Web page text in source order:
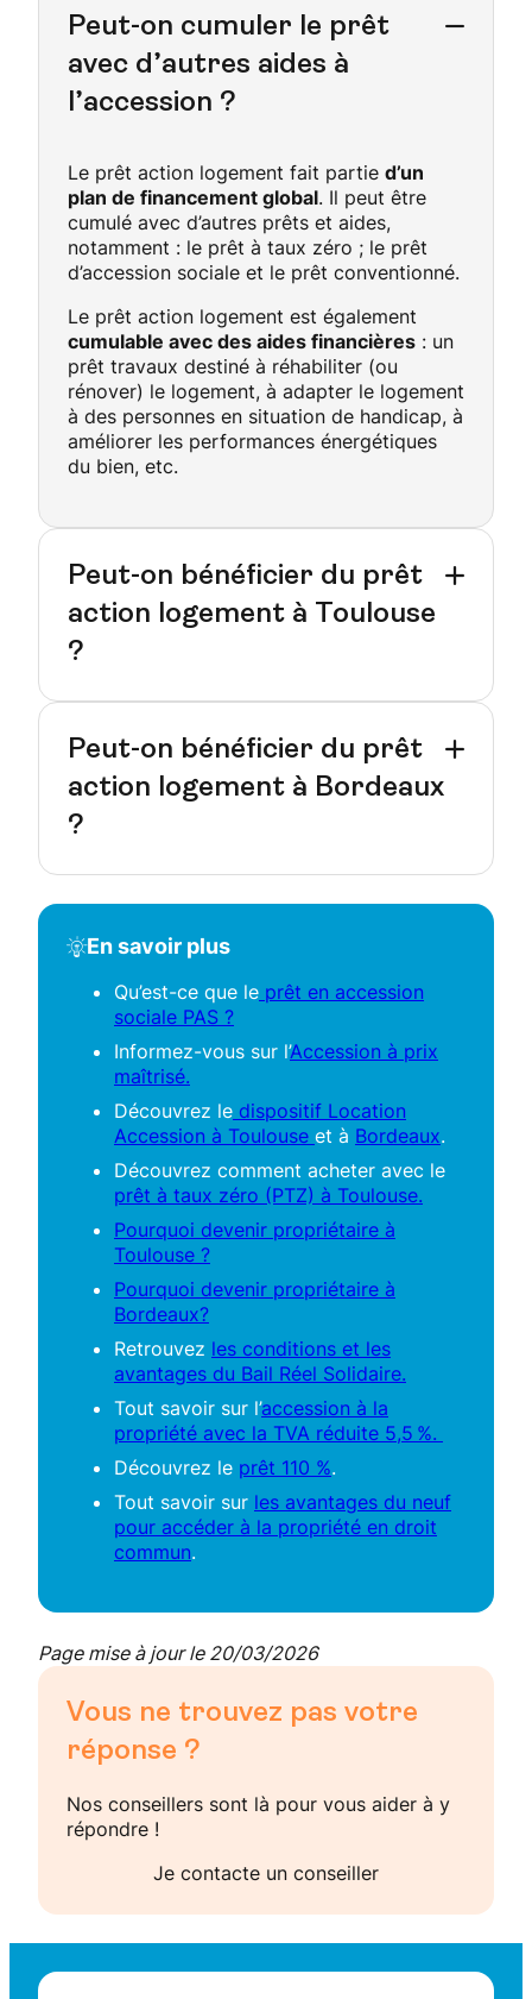
Vous ne trouvez pas votre
réponse ?
Nos conseillers sont là pour vous aider à y
répondre !
Je contacte un conseiller
Peut-on cumuler le prêt
avec d’autres aides à
l’accession ?
Le prêt action logement fait partie d’un
plan de financement global. Il peut être
cumulé avec d’autres prêts et aides,
notamment : le prêt à taux zéro ; le prêt
d’accession sociale et le prêt conventionné.
Le prêt action logement est également
cumulable avec des aides financières : un
prêt travaux destiné à réhabiliter (ou
rénover) le logement, à adapter le logement
à des personnes en situation de handicap, à
améliorer les performances énergétiques
du bien, etc.
Peut-on bénéficier du prêt
action logement à Toulouse
?
Peut-on bénéficier du prêt
action logement à Bordeaux
?
En savoir plus
Qu’est-ce que le prêt en accession
sociale PAS ?
Informez-vous sur l’Accession à prix
maîtrisé.
Découvrez le dispositif Location
Accession à Toulouse et à Bordeaux.
Découvrez comment acheter avec le
prêt à taux zéro (PTZ) à Toulouse.
Pourquoi devenir propriétaire à
Toulouse ?
Pourquoi devenir propriétaire à
Bordeaux?
Retrouvez les conditions et les
avantages du Bail Réel Solidaire.
Tout savoir sur l’accession à la
propriété avec la TVA réduite 5,5 %.
Découvrez le prêt 110 %.
Tout savoir sur les avantages du neuf
pour accéder à la propriété en droit
commun.
Page mise à jour le 20/03/2026